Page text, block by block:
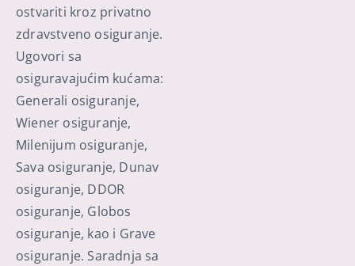
ostvariti kroz privatno
zdravstveno osiguranje.
Ugovori sa
osiguravajućim kućama:
Generali osiguranje,
Wiener osiguranje,
Milenijum osiguranje,
Sava osiguranje, Dunav
osiguranje, DDOR
osiguranje, Globos
osiguranje, kao i Grave
osiguranje. Saradnja sa